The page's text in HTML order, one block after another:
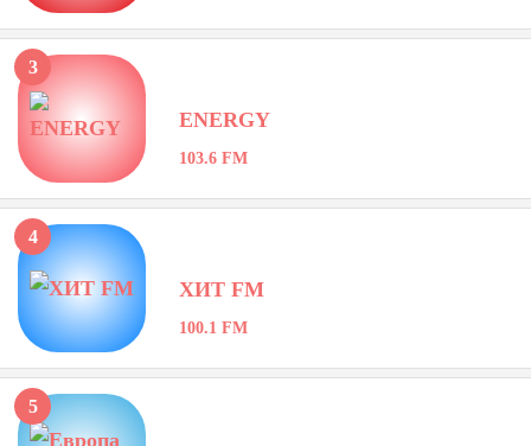
3
ENERGY
103.6 FM
4
ХИТ FM
100.1 FM
5